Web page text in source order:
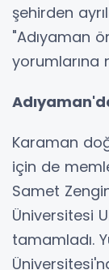
şehirden
"Adıyaman
yorumlarına
Karaman
için de
Samet
Üniversitesi
tamamladı.